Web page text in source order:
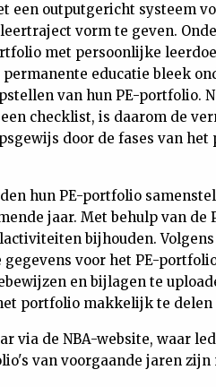
een outputgericht systeem
vorm te geven.
met persoonlijke
educatie bleek
van hun PE-portfolio.
checklist, is daarom de
door de fases van
hun PE-portfolio
jaar. Met behulp van de
bijhouden.
voor het PE-
en bijlagen te
portfolio makkelijk te delen
via de NBA-website, waar
van voorgaande jaren